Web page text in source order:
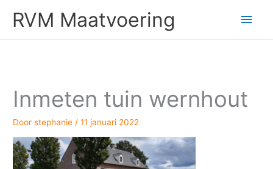
naarRVM Maatvoering
Inmeten tuin wernhout
Doorstephanie /11 januari 2022